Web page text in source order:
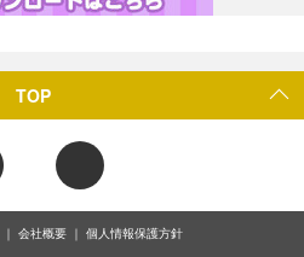
TOP
会社概要 個人情報保護方針